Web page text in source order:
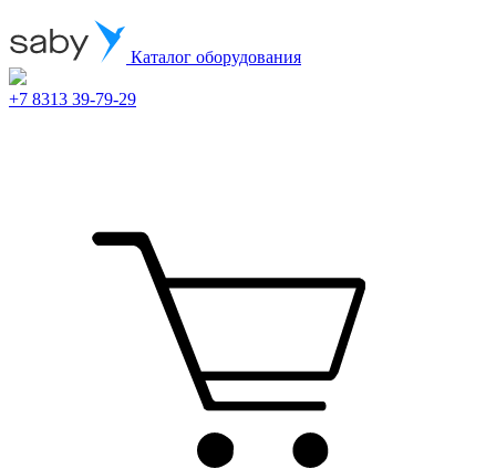
Каталог оборудования
+7 8313 39-79-29